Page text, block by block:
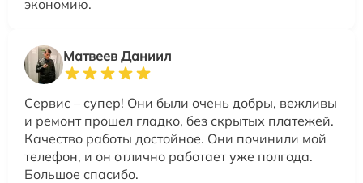
экономию.
Матвеев Даниил
Сервис – супер! Они были очень добры, вежливы
и ремонт прошел гладко, без скрытых платежей.
Качество работы достойное. Они починили мой
телефон, и он отлично работает уже полгода.
Большое спасибо.